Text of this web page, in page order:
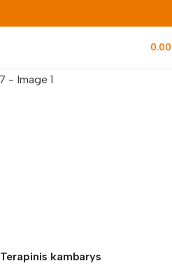
0.00
Terapinis kambarys